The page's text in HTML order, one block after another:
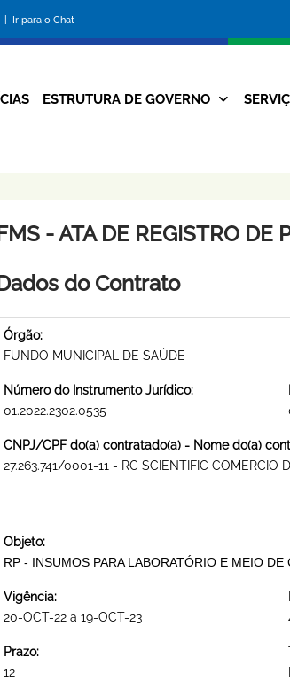
| Ir para o Chat
da
Prefeitura
Navegação
ESTRUTURA DE GOVERNO
- ATA DE REGISTRO DE
do Contrato
Órgão:
FUNDO MUNICIPAL DE SAÚDE
Número do Instrumento Jurídico:
01.2022.2302.0535
CNPJ/CPF do(a) contratado(a) - Nome do(a)
27.263.741/0001-11 - RC SCIENTIFIC COMERCIO
Objeto:
RP - INSUMOS PARA LABORATÓRIO E MEIO
Vigência:
20-OCT-22 a 19-OCT-23
Prazo:
12